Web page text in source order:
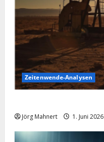
Zeitenwende-Analysen
Jörg Mahnert 1. Juni 2026